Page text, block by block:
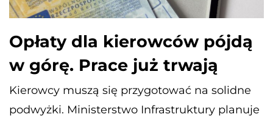
Opłaty dla kierowców pójdą
w górę. Prace już trwają
Kierowcy muszą się przygotować na solidne
podwyżki. Ministerstwo Infrastruktury planuje